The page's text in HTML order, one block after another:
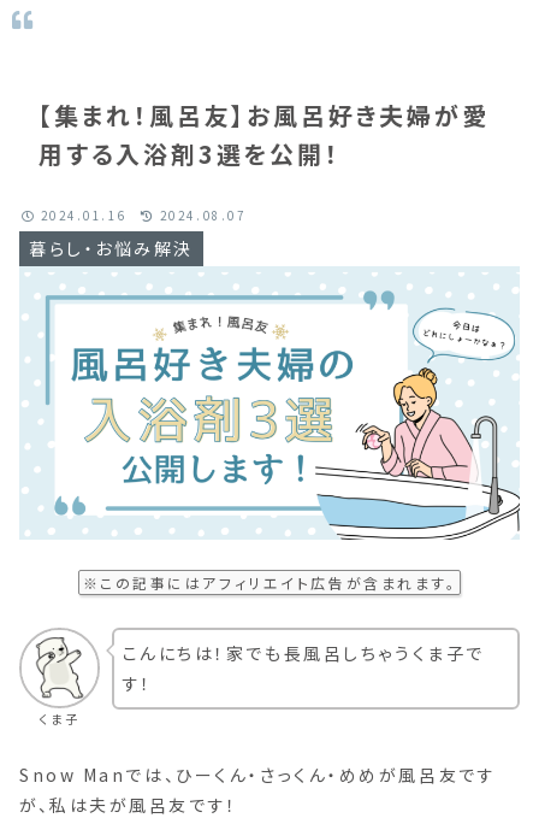
【集まれ！風呂友】お風呂好き夫婦が愛
用する入浴剤3選を公開！
暮らし・お悩み解決
2024.01.16 2024.08.07
※この記事には アフィリエイト 広告が含まれます。
くま子
こんにちは！家でも長風呂しちゃうくま子で
す！
Snow Manでは、ひーくん・さっくん・めめが風呂友です
が、私は夫が風呂友です！